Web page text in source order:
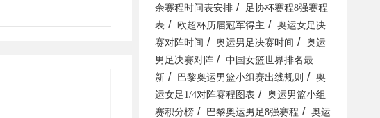
余赛程时间表安排 /
足协杯赛程8强赛程
表 / 欧超杯历届冠军得主 /
奥运女足决
赛对阵时间 / 奥运男足决赛时间 /
奥运
男足决赛对阵 /
中国女篮世界排名最
新 / 巴黎奥运男篮小组赛出线规则 /
奥
运女足1/4对阵赛程图表 /
奥运男篮小组
赛积分榜 / 巴黎奥运男足8强赛程 /
奥运